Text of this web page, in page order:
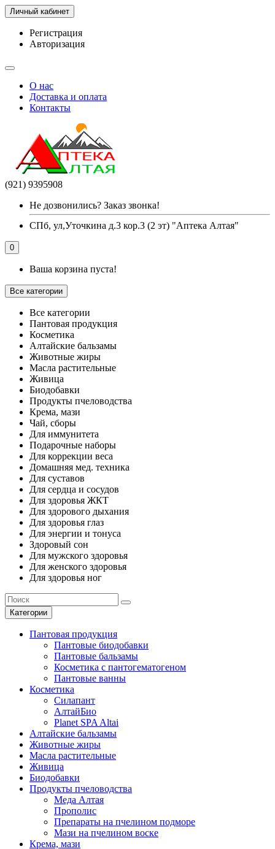
Личный кабинет
Регистрация
Авторизация
О нас
Доставка и оплата
Контакты
(921) 9395908
Не дозвонились? Заказ звонка!
СПб, ул,Уточкина д.3 кор.3 (2 эт) "Аптека Алтая"
0
Ваша корзина пуста!
Все категории
Все категории
Пантовая продукция
Косметика
Алтайские бальзамы
Животные жиры
Масла растительные
Живица
Биодобавки
Продукты пчеловодства
Крема, мази
Чай, сборы
Для иммунитета
Подарочные наборы
Для коррекции веса
Домашняя мед. техника
Для суставов
Для сердца и сосудов
Для здоровья ЖКТ
Для здорового дыхания
Для здоровья глаз
Для энергии и тонуса
Здоровый сон
Для мужского здоровья
Для женского здоровья
Для здоровья ног
Категории
Пантовая продукция
Пантовые биодобавки
Пантовые бальзамы
Косметика с пантогематогеном
Пантовые ванны
Косметика
Силапант
АлтайБио
Planet SPA Altai
Алтайские бальзамы
Животные жиры
Масла растительные
Живица
Биодобавки
Продукты пчеловодства
Меда Алтая
Прополис
Препараты на пчелином подморе
Мази на пчелином воске
Крема, мази